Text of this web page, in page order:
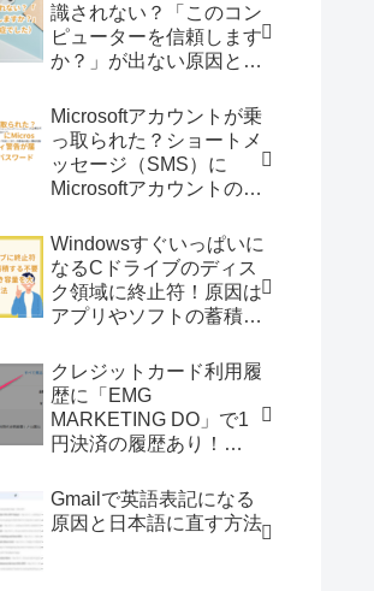
識されない？「このコン
ピューターを信頼します
か？」が出ない原因と対
Microsoftアカウントが乗
っ取られた？ショートメ
ッセージ（SMS）に
Microsoftアカウントのセ
た！アカウントの復元と
パスワードの再設定
Windowsすぐいっぱいに
なるCドライブのディス
ク領域に終止符！原因は
アプリやソフトの蓄積す
い？！空き容量を大幅に
増やしたある方法
クレジットカード利用履
歴に「EMG
MARKETING DO」で1
円決済の履歴あり！
とは？
Gmailで英語表記になる
原因と日本語に直す方法